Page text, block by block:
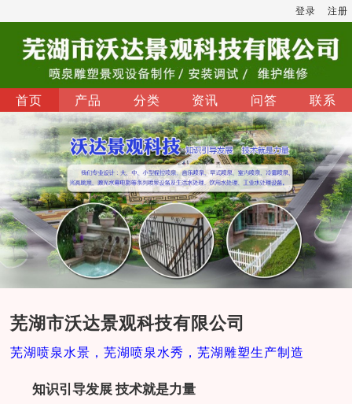
登录 注册
首页 产品 分类 资讯 问答 联系
芜湖市沃达景观科技有限公司
芜湖喷泉水景，芜湖喷泉水秀，芜湖雕塑生产制造
知识引导发展 技术就是力量